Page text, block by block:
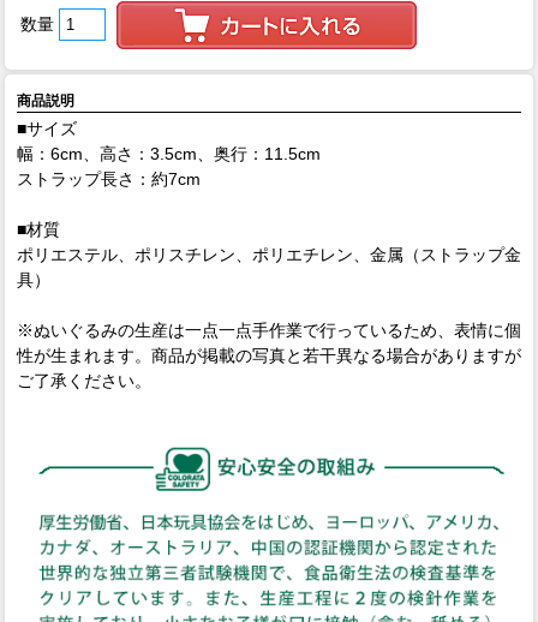
数量
商品説明
■サイズ
幅：6cm、高さ：3.5cm、奥行：11.5cm
ストラップ長さ：約7cm
■材質
ポリエステル、ポリスチレン、ポリエチレン、金属（ストラップ金
具）
※ぬいぐるみの生産は一点一点手作業で行っているため、表情に個
性が生まれます。商品が掲載の写真と若干異なる場合がありますが
ご了承ください。